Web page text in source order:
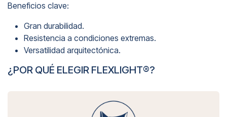
Beneficios clave:
Gran durabilidad.
Resistencia a condiciones extremas.
Versatilidad arquitectónica.
¿POR QUÉ ELEGIR FLEXLIGHT®?